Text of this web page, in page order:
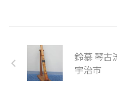
す。欠けや割れ、ヒビなどもな
くコンディションは良好です
音出しもスムーズで問題はあり
ませんでした。全体的に良いコ
鈴慕 琴古
宇治市